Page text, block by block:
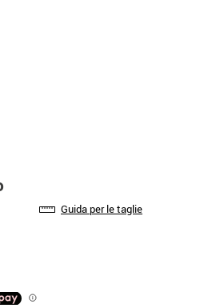
Guida per le taglie